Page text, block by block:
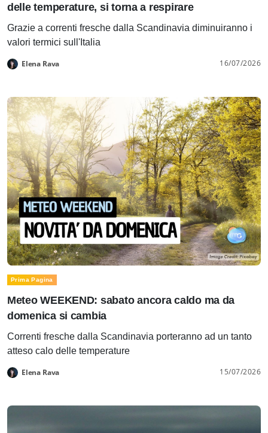
delle temperature, si torna a respirare
Grazie a correnti fresche dalla Scandinavia diminuiranno i
valori termici sull'Italia
Elena Rava 16/07/2026
Prima Pagina
Meteo WEEKEND: sabato ancora caldo ma da
domenica si cambia
Correnti fresche dalla Scandinavia porteranno ad un tanto
atteso calo delle temperature
Elena Rava 15/07/2026